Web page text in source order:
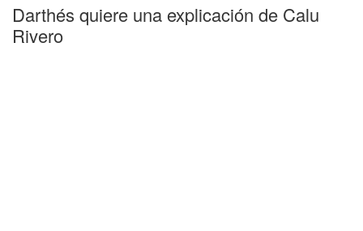
Darthés quiere una explicación de Calu
Rivero